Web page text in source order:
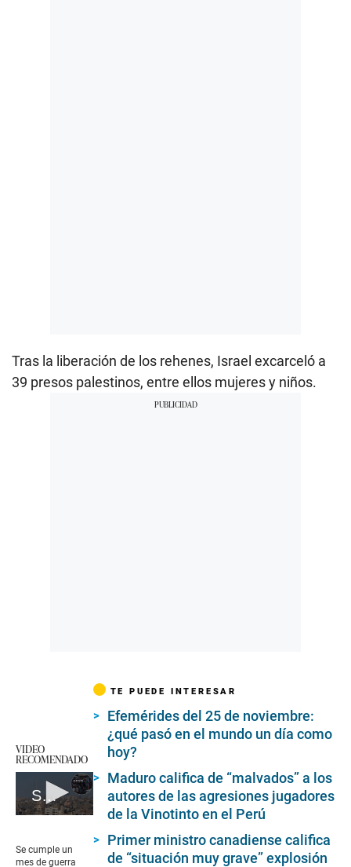
Tras la liberación de los rehenes, Israel excarceló a
39 presos palestinos, entre ellos mujeres y niños.
VIDEO
RECOMENDADO
Se cumple un mes de guerra entre Israel y Hamás
of
1
Se cumple un
mes de guerra
TE PUEDE INTERESAR
Efemérides del 25 de noviembre:
¿qué pasó en el mundo un día como
hoy?
Maduro califica de “malvados” a los
autores de las agresiones jugadores
de la Vinotinto en el Perú
Primer ministro canadiense califica
de “situación muy grave” explosión